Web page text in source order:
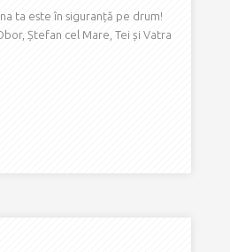
ta este în siguranță pe drum!
Ștefan cel Mare, Tei și Vatra